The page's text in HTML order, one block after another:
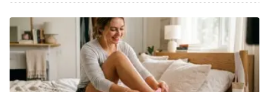
Barrueta, M. (1994). !Fiesta! Hispania.
https://doi.org/10.1007/s00112-010-2327-9
Updike, P. (1989). Graduation. Image: The Journal of
Nursing Scholarship. https://doi.org/10.1111/j.1547-
5069.1989.tb00155.x
Heckman, J. J., & LaFontaine, P. A. (2010). The American